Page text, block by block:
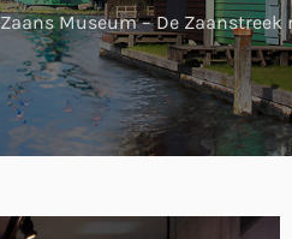
Zaans Museum – De